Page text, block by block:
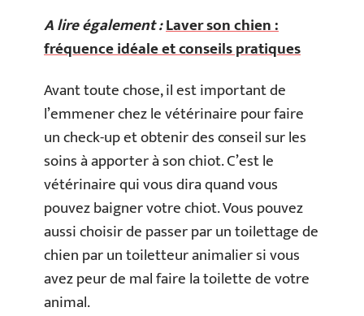
A lire également :Laver son chien :
fréquence idéale et conseils pratiques
Avant toute chose, il est important de
l’emmener chez le vétérinaire pour faire
un check-up et obtenir des conseil sur les
soins à apporter à son chiot. C’est le
vétérinaire qui vous dira quand vous
pouvez baigner votre chiot. Vous pouvez
aussi choisir de passer par un toilettage de
chien par un toiletteur animalier si vous
avez peur de mal faire la toilette de votre
animal.